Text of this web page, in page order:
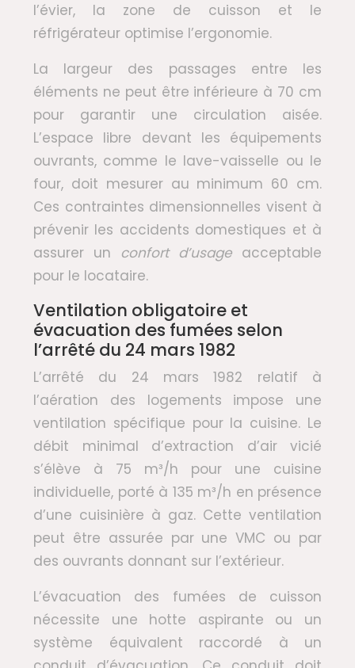
l’évier, la zone de cuisson et le
réfrigérateur optimise l’ergonomie.
La largeur des passages entre les
éléments ne peut être inférieure à 70 cm
pour garantir une circulation aisée.
L’espace libre devant les équipements
ouvrants, comme le lave-vaisselle ou le
four, doit mesurer au minimum 60 cm.
Ces contraintes dimensionnelles visent à
prévenir les accidents domestiques et à
assurer un confort d’usage acceptable
pour le locataire.
Ventilation obligatoire et
évacuation des fumées selon
l’arrêté du 24 mars 1982
L’arrêté du 24 mars 1982 relatif à
l’aération des logements impose une
ventilation spécifique pour la cuisine. Le
débit minimal d’extraction d’air vicié
s’élève à 75 m³/h pour une cuisine
individuelle, porté à 135 m³/h en présence
d’une cuisinière à gaz. Cette ventilation
peut être assurée par une VMC ou par
des ouvrants donnant sur l’extérieur.
L’évacuation des fumées de cuisson
nécessite une hotte aspirante ou un
système équivalent raccordé à un